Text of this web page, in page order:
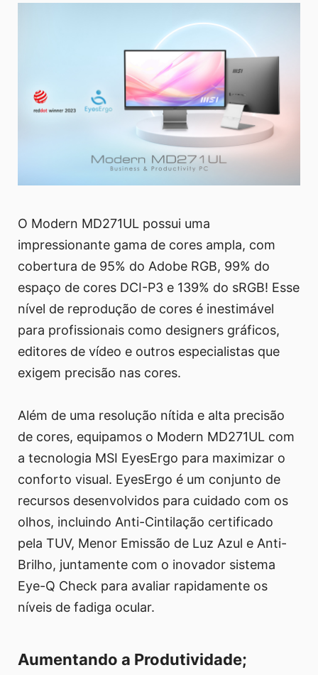
O Modern MD271UL possui uma
impressionante gama de cores ampla, com
cobertura de 95% do Adobe RGB, 99% do
espaço de cores DCI-P3 e 139% do sRGB! Esse
nível de reprodução de cores é inestimável
para profissionais como designers gráficos,
editores de vídeo e outros especialistas que
exigem precisão nas cores.
Além de uma resolução nítida e alta precisão
de cores, equipamos o Modern MD271UL com
a tecnologia MSI EyesErgo para maximizar o
conforto visual. EyesErgo é um conjunto de
recursos desenvolvidos para cuidado com os
olhos, incluindo Anti-Cintilação certificado
pela TUV, Menor Emissão de Luz Azul e Anti-
Brilho, juntamente com o inovador sistema
Eye-Q Check para avaliar rapidamente os
níveis de fadiga ocular.
Aumentando a Produtividade;